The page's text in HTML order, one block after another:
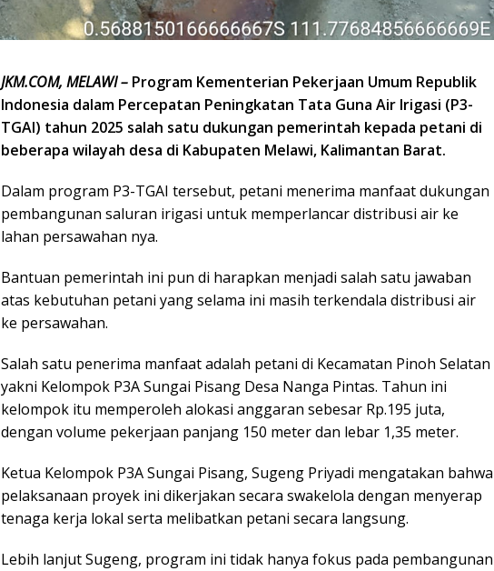
JKM.COM, MELAWI – Program Kementerian Pekerjaan Umum Republik
Indonesia dalam Percepatan Peningkatan Tata Guna Air Irigasi (P3-
TGAI) tahun 2025 salah satu dukungan pemerintah kepada petani di
beberapa wilayah desa di Kabupaten Melawi, Kalimantan Barat.
Dalam program P3-TGAI tersebut, petani menerima manfaat dukungan
pembangunan saluran irigasi untuk memperlancar distribusi air ke
lahan persawahan nya.
Bantuan pemerintah ini pun di harapkan menjadi salah satu jawaban
atas kebutuhan petani yang selama ini masih terkendala distribusi air
ke persawahan.
Salah satu penerima manfaat adalah petani di Kecamatan Pinoh Selatan
yakni Kelompok P3A Sungai Pisang Desa Nanga Pintas. Tahun ini
kelompok itu memperoleh alokasi anggaran sebesar Rp.195 juta,
dengan volume pekerjaan panjang 150 meter dan lebar 1,35 meter.
Ketua Kelompok P3A Sungai Pisang, Sugeng Priyadi mengatakan bahwa
pelaksanaan proyek ini dikerjakan secara swakelola dengan menyerap
tenaga kerja lokal serta melibatkan petani secara langsung.
Lebih lanjut Sugeng, program ini tidak hanya fokus pada pembangunan